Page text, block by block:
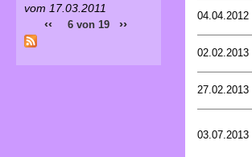
04.04.2012
02.02.2013
27.02.2013
03.07.2013
vom 17.03.2011
‹‹ 6 von 19 ››